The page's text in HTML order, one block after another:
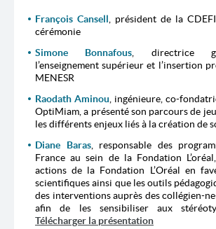
François Cansell , président de la
cérémonie
Simone Bonnafous , directrice
l’enseignement supérieur et l’insertion
MENESR
Raodath Aminou , ingénieure, co-
OptiMiam, a présenté son parcours de
les différents enjeux liés à la création de
Diane Baras, responsable des
France au sein de la Fondation
actions de la Fondation L’Oréal en
scientifiques ainsi que les outils
des interventions auprès des collégien-
afin de les sensibiliser aux
Télécharger la présentation